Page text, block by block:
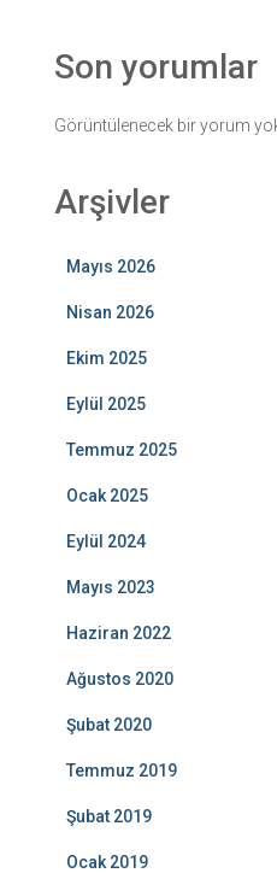
Son yorumlar
Görüntülenecek bir yorum
Arşivler
Mayıs 2026
Nisan 2026
Ekim 2025
Eylül 2025
Temmuz 2025
Ocak 2025
Eylül 2024
Mayıs 2023
Haziran 2022
Ağustos 2020
Şubat 2020
Temmuz 2019
Şubat 2019
Ocak 2019